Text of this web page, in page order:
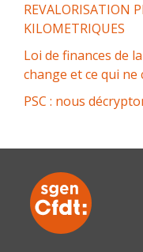
REVALORISATION
KILOMETRIQUES
Loi de finances de
change et ce qui ne
PSC : nous